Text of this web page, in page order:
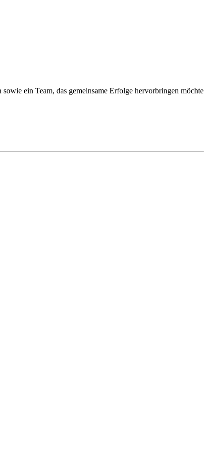
ein Team, das gemeinsame Erfolge hervorbringen möchte